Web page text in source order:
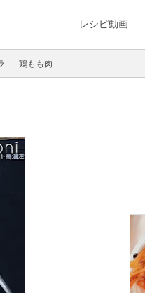
レシピ動画
鶏もも肉